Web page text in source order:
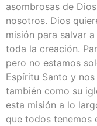
asombrosas de
nosotros. Dios
misión para salvar
toda la creación.
pero no estamos
Espíritu Santo y
también como su
esta misión a lo
que todos tenemos